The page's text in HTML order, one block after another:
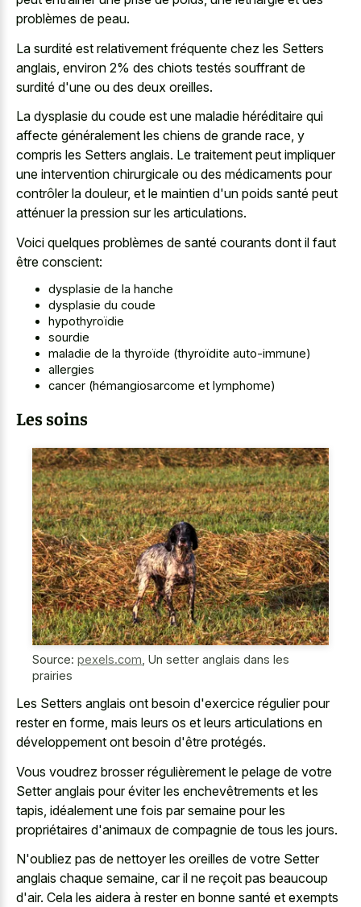
problèmes de peau.
La surdité est relativement fréquente chez les Setters
anglais, environ 2% des chiots testés souffrant de
surdité d'une ou des deux oreilles.
La dysplasie du coude est une maladie héréditaire qui
affecte généralement les chiens de grande race, y
compris les Setters anglais. Le traitement peut impliquer
une intervention chirurgicale ou des médicaments pour
contrôler la douleur, et le maintien d'un poids santé peut
atténuer la pression sur les articulations.
Voici quelques problèmes de santé courants dont il faut
être conscient:
dysplasie de la hanche
dysplasie du coude
hypothyroïdie
sourdie
maladie de la thyroïde (thyroïdite auto-immune)
allergies
cancer (hémangiosarcome et lymphome)
Les soins
Source: pexels.com Un setter anglais dans les
prairies
Les Setters anglais ont besoin d'exercice régulier pour
rester en forme, mais leurs os et leurs articulations en
développement ont besoin d'être protégés.
Vous voudrez brosser régulièrement le pelage de votre
Setter anglais pour éviter les enchevêtrements et les
tapis, idéalement une fois par semaine pour les
propriétaires d'animaux de compagnie de tous les jours.
N'oubliez pas de nettoyer les oreilles de votre Setter
anglais chaque semaine, car il ne reçoit pas beaucoup
d'air. Cela les aidera à rester en bonne santé et exempts